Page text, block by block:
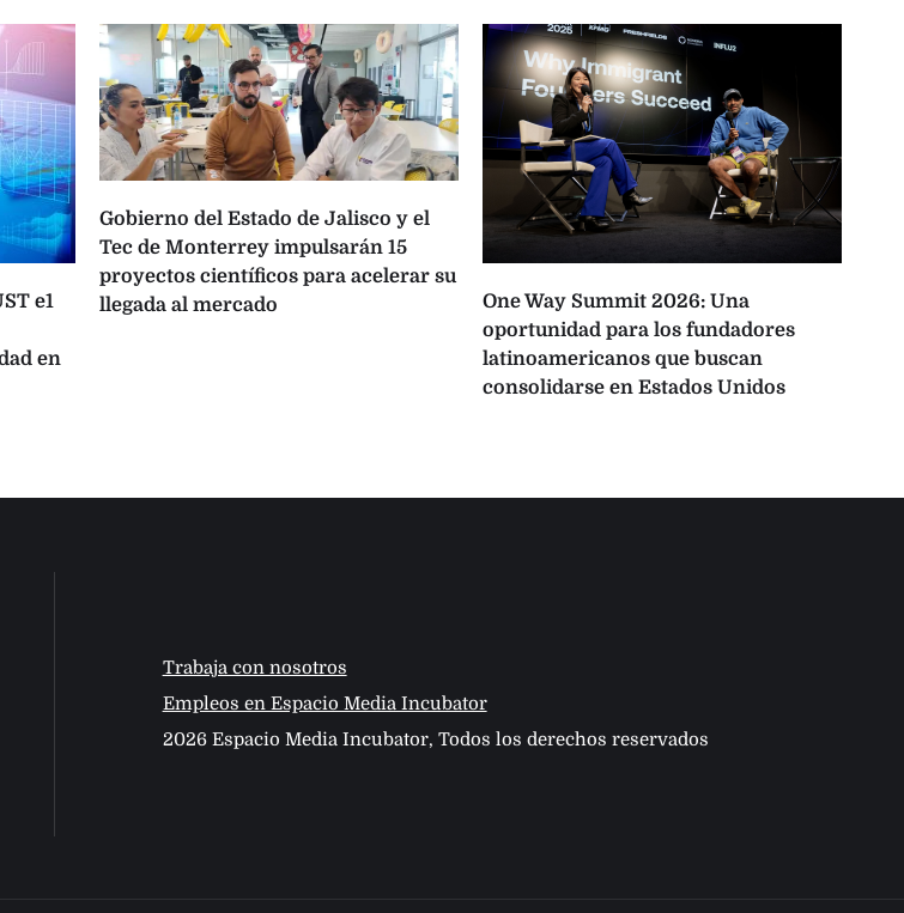
e1
en
Gobierno del Estado de Jalisco y el
Tec de Monterrey impulsarán 15
proyectos científicos para acelerar su
llegada al mercado
One Way Summit 2026: Una
oportunidad para los fundadores
latinoamericanos que buscan
consolidarse en Estados Unidos
Trabaja con nosotros
Empleos en Espacio Media Incubator
2026 Espacio Media Incubator, Todos los derechos reservados